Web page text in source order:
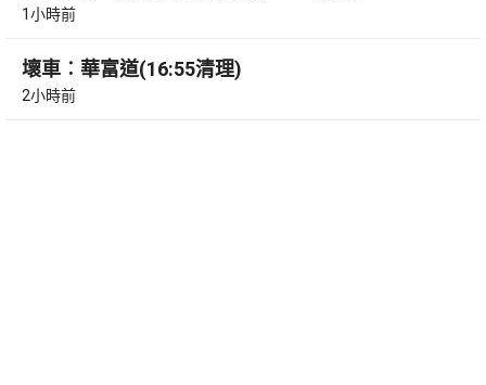
1小時前
壞車︰華富道(16:55清理)
2小時前